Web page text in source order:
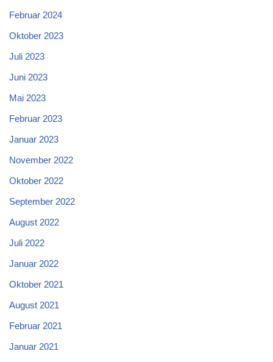
Februar 2024
Oktober 2023
Juli 2023
Juni 2023
Mai 2023
Februar 2023
Januar 2023
November 2022
Oktober 2022
September 2022
August 2022
Juli 2022
Januar 2022
Oktober 2021
August 2021
Februar 2021
Januar 2021